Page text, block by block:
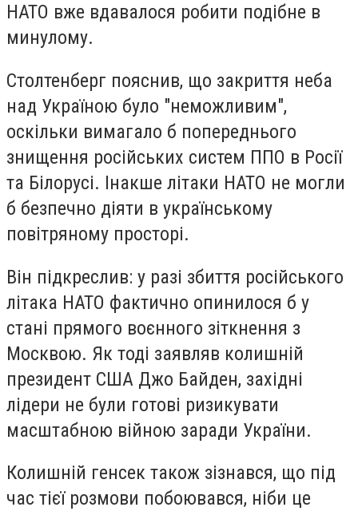
НАТО вже вдавалося робити подібне в
минулому.
Столтенберг пояснив, що закриття неба
над Україною було "неможливим",
оскільки вимагало б попереднього
знищення російських систем ППО в Росії
та Білорусі. Інакше літаки НАТО не могли
б безпечно діяти в українському
повітряному просторі.
Він підкреслив: у разі збиття російського
літака НАТО фактично опинилося б у
стані прямого воєнного зіткнення з
Москвою. Як тоді заявляв колишній
президент США Джо Байден, західні
лідери не були готові ризикувати
масштабною війною заради України.
Колишній генсек також зізнався, що під
час тієї розмови побоювався, ніби це